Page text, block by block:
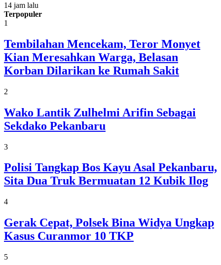
14 jam lalu
Terpopuler
1
Tembilahan Mencekam, Teror Monyet
Kian Meresahkan Warga, Belasan
Korban Dilarikan ke Rumah Sakit
2
Wako Lantik Zulhelmi Arifin Sebagai
Sekdako Pekanbaru
3
Polisi Tangkap Bos Kayu Asal Pekanbaru,
Sita Dua Truk Bermuatan 12 Kubik Ilog
4
Gerak Cepat, Polsek Bina Widya Ungkap
Kasus Curanmor 10 TKP
5